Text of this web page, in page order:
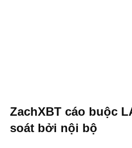
ZachXBT cáo buộc
soát bởi nội bộ